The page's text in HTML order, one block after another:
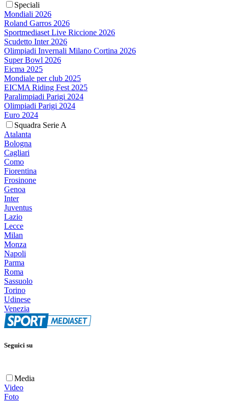
Speciali
Mondiali 2026
Roland Garros 2026
Sportmediaset Live Riccione 2026
Scudetto Inter 2026
Olimpiadi Invernali Milano Cortina 2026
Super Bowl 2026
Eicma 2025
Mondiale per club 2025
EICMA Riding Fest 2025
Paralimpiadi Parigi 2024
Olimpiadi Parigi 2024
Euro 2024
Squadra Serie A
Atalanta
Bologna
Cagliari
Como
Fiorentina
Frosinone
Genoa
Inter
Juventus
Lazio
Lecce
Milan
Monza
Napoli
Parma
Roma
Sassuolo
Torino
Udinese
Venezia
Seguici su
Media
Video
Foto